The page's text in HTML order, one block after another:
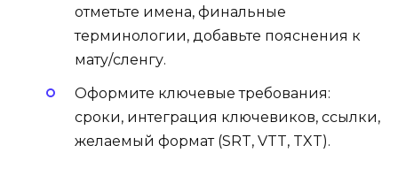
отметьте имена, финальные
терминологии, добавьте пояснения к
мату/сленгу.
Оформите ключевые требования:
сроки, интеграция ключевиков, ссылки,
желаемый формат (SRT, VTT, TXT).